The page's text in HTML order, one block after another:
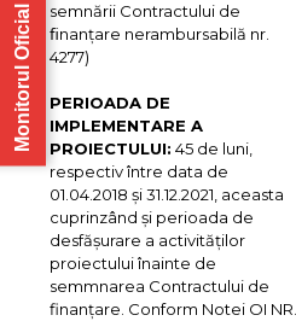
semnării Contractului de
ﬁnanțare nerambursabilă nr.
4277)
PERIOADA DE
IMPLEMENTARE A
PROIECTULUI: 45 de luni,
respectiv între data de
01.04.2018 și 31.12.2021, aceasta
cuprinzând și perioada de
desfășurare a activităților
proiectului înainte de
semmnarea Contractului de
finanțare. Conform Notei OI NR.
Monitorul Oficial